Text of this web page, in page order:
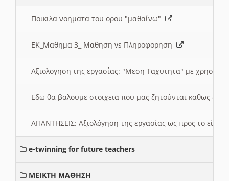
Ποικιλα νοηματα του ορου "μαθαίνω"
ΕΚ_Μαθημα 3_ Μαθηση vs Πληροφορηση
Αξιολογηση της εργασίας: "Μεση Ταχυτητα" με χρηση
Εδω θα βαλουμε στοιχεια που μας ζητούνται καθως
ΑΠΑΝΤΗΣΕΙΣ: Αξιολόγηση της εργασίας ως προς το
e-twinning for future teachers
ΜΕΙΚΤΗ ΜΑΘΗΣΗ